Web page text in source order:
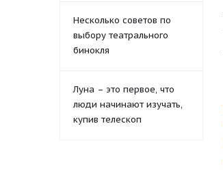
Несколько советов по
выбору театрального
бинокля
Луна – это первое, что
люди начинают изучать,
купив телескоп